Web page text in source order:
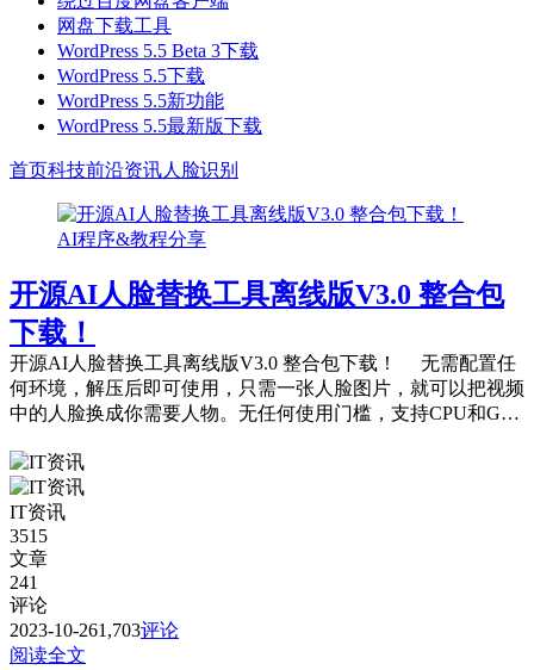
网盘下载工具
WordPress 5.5 Beta 3下载
WordPress 5.5下载
WordPress 5.5新功能
WordPress 5.5最新版下载
首页科技前沿资讯人脸识别
AI程序&教程分享
开源AI人脸替换工具离线版V3.0 整合包
下载！
开源AI人脸替换工具离线版V3.0 整合包下载！ 无需配置任
何环境，解压后即可使用，只需一张人脸图片，就可以把视频
中的人脸换成你需要人物。无任何使用门槛，支持CPU和GP
IT资讯
3515
文章
241
评论
2023-10-261,703评论
阅读全文